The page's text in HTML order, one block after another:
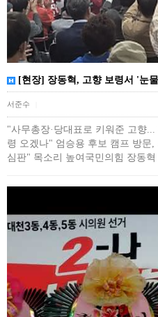
[현장] 장동혁, 고향 보령서 '
서준수
"사무총장·당대표로 키워준 고향
령 오겠나" 엄승용 후보 캠프 방문
심판" 목소리 높여국민의힘 장동